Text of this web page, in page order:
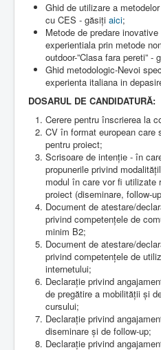
Ghid de utilizare a
cu CES - găsiți aici;
Metode de predare
experientiala prin metode
outdoor-”Clasa fara pereti” -
Ghid metodologic-Nevoi
experienta italiana in
DOSARUL DE CANDIDATURĂ:
Cerere pentru înscrierea la
CV în format european care
pentru proiect;
Scrisoare de intenție - în
propunerile privind
modul în care vor fi utilizate
proiect (diseminare, follow-
Document de atestare/
privind competențele de
minim B2;
Document de atestare/
privind competențele de
internetului;
Declarație privind
de pregătire a mobilității și
cursului;
Declarație privind
diseminare și de follow-up;
Declarație privind